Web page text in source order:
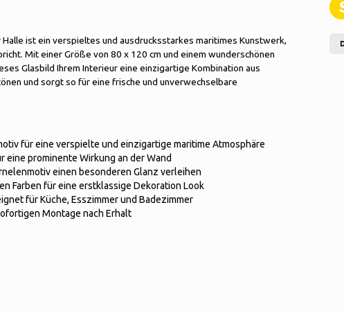
Halle ist ein verspieltes und ausdrucksstarkes maritimes Kunstwerk,
Mit einer Größe von 80 x 120 cm und einem wunderschönen
Glasbild Ihrem Interieur eine einzigartige Kombination aus
und sorgt so für eine frische und unverwechselbare
für eine verspielte und einzigartige maritime Atmosphäre
eine prominente Wirkung an der Wand
einen besonderen Glanz verleihen
Farben für eine erstklassige Dekoration Look
für Küche, Esszimmer und Badezimmer
Montage nach Erhalt